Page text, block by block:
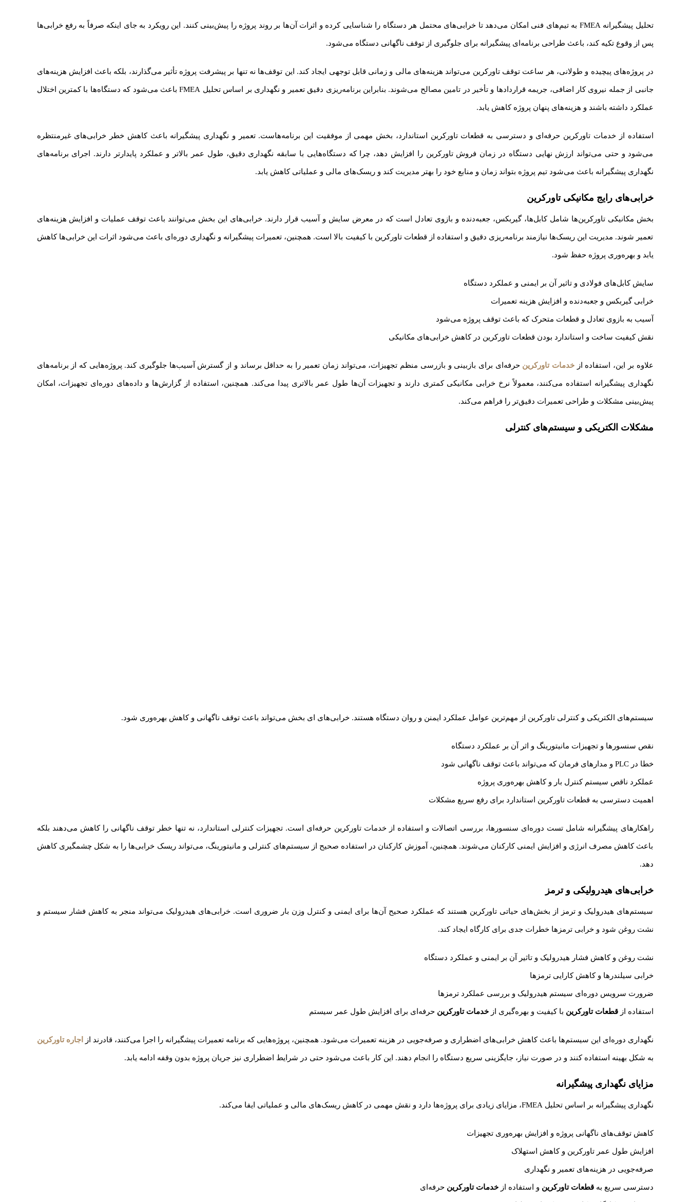
تحلیل پیشگیرانه FMEA به تیم‌های فنی امکان می‌دهد تا خرابی‌های محتمل هر دستگاه را شناسایی کرده و اثرات آن‌ها بر روند پروژه را پیش‌بینی کنند. این رویکرد به جای اینکه صرفاً به رفع خرابی‌ها
پس از وقوع تکیه کند، باعث طراحی برنامه‌ای پیشگیرانه برای جلوگیری از توقف ناگهانی دستگاه می‌شود.
در پروژه‌های پیچیده و طولانی، هر ساعت توقف تاورکرین می‌تواند هزینه‌های مالی و زمانی قابل توجهی ایجاد کند. این توقف‌ها نه تنها بر پیشرفت پروژه تأثیر می‌گذارند، بلکه باعث افزایش هزینه‌های
جانبی از جمله نیروی کار اضافی، جریمه قراردادها و تأخیر در تامین مصالح می‌شوند. بنابراین برنامه‌ریزی دقیق تعمیر و نگهداری بر اساس تحلیل FMEA باعث می‌شود که دستگاه‌ها با کمترین اختلال
عملکرد داشته باشند و هزینه‌های پنهان پروژه کاهش یابد.
استفاده از خدمات تاورکرین حرفه‌ای و دسترسی به قطعات تاورکرین استاندارد، بخش مهمی از موفقیت این برنامه‌هاست. تعمیر و نگهداری پیشگیرانه باعث کاهش خطر خرابی‌های غیرمنتظره
می‌شود و حتی می‌تواند ارزش نهایی دستگاه در زمان فروش تاورکرین را افزایش دهد، چرا که دستگاه‌هایی با سابقه نگهداری دقیق، طول عمر بالاتر و عملکرد پایدارتر دارند. اجرای برنامه‌های
نگهداری پیشگیرانه باعث می‌شود تیم پروژه بتواند زمان و منابع خود را بهتر مدیریت کند و ریسک‌های مالی و عملیاتی کاهش یابد.
خرابی‌های رایج مکانیکی تاورکرین
بخش مکانیکی تاورکرین‌ها شامل کابل‌ها، گیربکس، جعبه‌دنده و بازوی تعادل است که در معرض سایش و آسیب قرار دارند. خرابی‌های این بخش می‌توانند باعث توقف عملیات و افزایش هزینه‌های
تعمیر شوند. مدیریت این ریسک‌ها نیازمند برنامه‌ریزی دقیق و استفاده از قطعات تاورکرین با کیفیت بالا است. همچنین، تعمیرات پیشگیرانه و نگهداری دوره‌ای باعث می‌شود اثرات این خرابی‌ها کاهش
یابد و بهره‌وری پروژه حفظ شود.
سایش کابل‌های فولادی و تاثیر آن بر ایمنی و عملکرد دستگاه
خرابی گیربکس و جعبه‌دنده و افزایش هزینه تعمیرات
آسیب به بازوی تعادل و قطعات متحرک که باعث توقف پروژه می‌شود
نقش کیفیت ساخت و استاندارد بودن قطعات تاورکرین در کاهش خرابی‌های مکانیکی
علاوه بر این، استفاده از خدمات تاورکرین حرفه‌ای برای بازبینی و بازرسی منظم تجهیزات، می‌تواند زمان تعمیر را به حداقل برساند و از گسترش آسیب‌ها جلوگیری کند. پروژه‌هایی که از برنامه‌های
نگهداری پیشگیرانه استفاده می‌کنند، معمولاً نرخ خرابی مکانیکی کمتری دارند و تجهیزات آن‌ها طول عمر بالاتری پیدا می‌کند. همچنین، استفاده از گزارش‌ها و داده‌های دوره‌ای تجهیزات، امکان
پیش‌بینی مشکلات و طراحی تعمیرات دقیق‌تر را فراهم می‌کند.
مشکلات الکتریکی و سیستم‌های کنترلی
سیستم‌های الکتریکی و کنترلی تاورکرین از مهم‌ترین عوامل عملکرد ایمنن و روان دستگاه هستند. خرابی‌های ای بخش می‌تواند باعث توقف ناگهانی و کاهش بهره‌وری شود.
نقص سنسورها و تجهیزات مانیتورینگ و اثر آن بر عملکرد دستگاه
خطا در PLC و مدارهای فرمان که می‌تواند باعث توقف ناگهانی شود
عملکرد ناقص سیستم کنترل بار و کاهش بهره‌وری پروژه
اهمیت دسترسی به قطعات تاورکرین استاندارد برای رفع سریع مشکلات
راهکارهای پیشگیرانه شامل تست دوره‌ای سنسورها، بررسی اتصالات و استفاده از خدمات تاورکرین حرفه‌ای است. تجهیزات کنترلی استاندارد، نه تنها خطر توقف ناگهانی را کاهش می‌دهند بلکه
باعث کاهش مصرف انرژی و افزایش ایمنی کارکنان می‌شوند. همچنین، آموزش کارکنان در استفاده صحیح از سیستم‌های کنترلی و مانیتورینگ، می‌تواند ریسک خرابی‌ها را به شکل چشمگیری کاهش
دهد.
خرابی‌های هیدرولیکی و ترمز
سیستم‌های هیدرولیک و ترمز از بخش‌های حیاتی تاورکرین هستند که عملکرد صحیح آن‌ها برای ایمنی و کنترل وزن بار ضروری است. خرابی‌های هیدرولیک می‌تواند منجر به کاهش فشار سیستم و
نشت روغن شود و خرابی ترمزها خطرات جدی برای کارگاه ایجاد کند.
نشت روغن و کاهش فشار هیدرولیک و تاثیر آن بر ایمنی و عملکرد دستگاه
خرابی سیلندرها و کاهش کارایی ترمزها
ضرورت سرویس دوره‌ای سیستم هیدرولیک و بررسی عملکرد ترمزها
استفاده ازقطعات تاورکرین با کیفیت و بهره‌گیری ازخدمات تاورکرین حرفه‌ای برای افزایش طول عمر سیستم
نگهداری دوره‌ای این سیستم‌ها باعث کاهش خرابی‌های اضطراری و صرفه‌جویی در هزینه تعمیرات می‌شود. همچنین، پروژه‌هایی که برنامه تعمیرات پیشگیرانه را اجرا می‌کنند، قادرند از اجاره تاورکرین
به شکل بهینه استفاده کنند و در صورت نیاز، جایگزینی سریع دستگاه را انجام دهند. این کار باعث می‌شود حتی در شرایط اضطراری نیز جریان پروژه بدون وقفه ادامه یابد.
مزایای نگهداری پیشگیرانه
نگهداری پیشگیرانه بر اساس تحلیل FMEA، مزایای زیادی برای پروژه‌ها دارد و نقش مهمی در کاهش ریسک‌های مالی و عملیاتی ایفا می‌کند.
کاهش توقف‌های ناگهانی پروژه و افزایش بهره‌وری تجهیزات
افزایش طول عمر تاورکرین و کاهش استهلاک
صرفه‌جویی در هزینه‌های تعمیر و نگهداری
دسترسی سریع بهقطعات تاورکرین و استفاده ازخدمات تاورکرین حرفه‌ای